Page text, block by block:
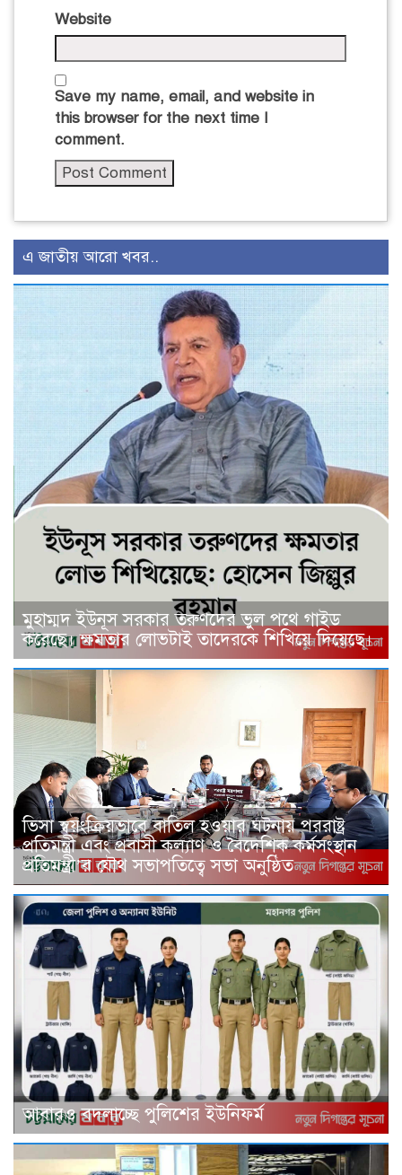
Website
Save my name, email, and website in
this browser for the next time I
comment.
এ জাতীয় আরো খবর..
মুহাম্মদ ইউনূস সরকার তরুণদের ভুল পথে গাইড
করেছে। ক্ষমতার লোভটাই তাদেরকে শিখিয়ে দিয়েছে।
ভিসা স্বয়ংক্রিয়ভাবে বাতিল হওয়ার ঘটনায় পররাষ্ট্র
প্রতিমন্ত্রী এবং প্রবাসী কল্যাণ ও বৈদেশিক কর্মসংস্থান
প্রতিমন্ত্রী’র যৌথ সভাপতিত্বে সভা অনুষ্ঠিত
আবারও বদলাচ্ছে পুলিশের ইউনিফর্ম